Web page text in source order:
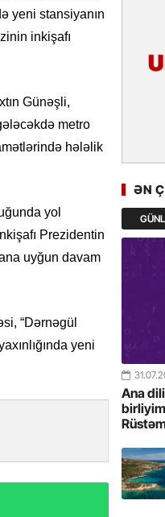
yeni stansiyanın
inkişafı
Günəşli,
metro
hələlik
yol
Prezidentin
uyğun davam
“Dərnəgül
yeni
Awards
-
YAP
Günü
ƏN
Ana